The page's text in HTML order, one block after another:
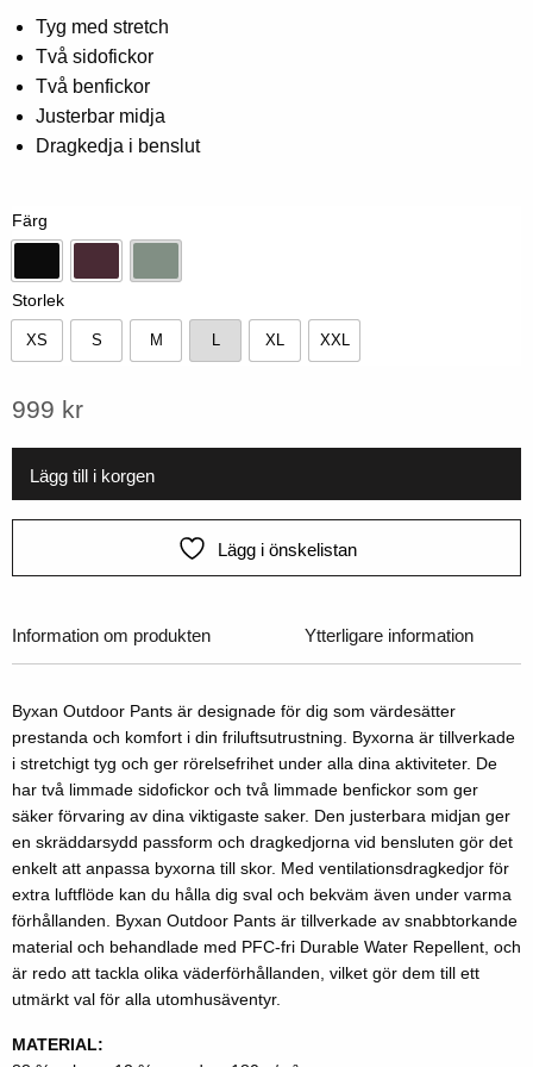
0,00
av
5
baserat
på
kundbetyg
Tyg med stretch
Två sidofickor
Två benfickor
Justerbar midja
Dragkedja i benslut
Färg
Svart Dk-plum Vintage grön
Storlek
XS S M XL XXL
999 kr
Lägg till i korgen
Lägg i önskelistan
Information om produkten Ytterligare information
Byxan Outdoor Pants är designade för dig som värdesätter
prestanda och komfort i din friluftsutrustning. Byxorna är tillverkade
i stretchigt tyg och ger rörelsefrihet under alla dina aktiviteter. De
har två limmade sidofickor och två limmade benfickor som ger
säker förvaring av dina viktigaste saker. Den justerbara midjan ger
en skräddarsydd passform och dragkedjorna vid bensluten gör det
enkelt att anpassa byxorna till skor. Med ventilationsdragkedjor för
extra luftflöde kan du hålla dig sval och bekväm även under varma
förhållanden. Byxan Outdoor Pants är tillverkade av snabbtorkande
material och behandlade med PFC-fri Durable Water Repellent, och
är redo att tackla olika väderförhållanden, vilket gör dem till ett
utmärkt val för alla utomhusäventyr.
MATERIAL: